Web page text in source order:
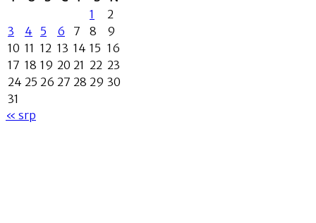
1
2
3
4 5 6 7 8
9
10 11 12 13 14 15 16
17 18 19 20 21 22 23
24 25 26 27 28 29 30
31
« srp